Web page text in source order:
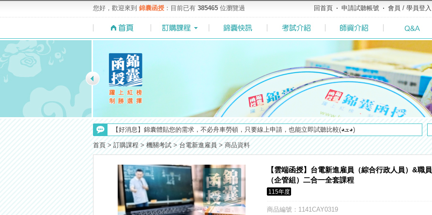
您好，歡迎來到 錦囊函授 ：目前已有 385465 位瀏覽過 回首頁 申請試聽帳號 會員 / 學員登入
【求職秘技＼(￣O￣)】你對國營事業了解多少呢? 必考國事業的6大理由 ►►好想了解◄◄
【好消息】錦囊體貼您的需求，不必舟車勞頓，只要線上申請，也能立即試聽比較(◕ܫ◕)
【注意】112年起高普不考「公文」／高考英文占比提升，快來看看最新資訊吧>>>>
【上榜生獎學金計畫】恭賀金榜！上榜生獎學金申請辦法與表格下載►►►
【考選部】高普考／修正部份考試科目及大綱，趕快來看看有哪一些吧>>>
【最新】錦囊函授增加便利商店付款方式，便利到不行！馬上使用►
【NEW】加入◆錦囊函授Facebook粉絲專頁◆，最新消息、優惠活動不間斷！速點我關注✧•̀.̫•́✧
【重要】114年度起，雲端函授之課堂教材須知，請點我查看☀☀☀
【考試院】國考證書數位化，112年起全面實施！點我看詳情>>>
首頁 > 訂購課程 > 機關考試 > 台電新進雇員 > 商品資料
【雲端函授】台電新進雇員（綜合行政人員）&職員
（企管組）二合一全套課程
115年度
商品編號 ：1141CAY0319